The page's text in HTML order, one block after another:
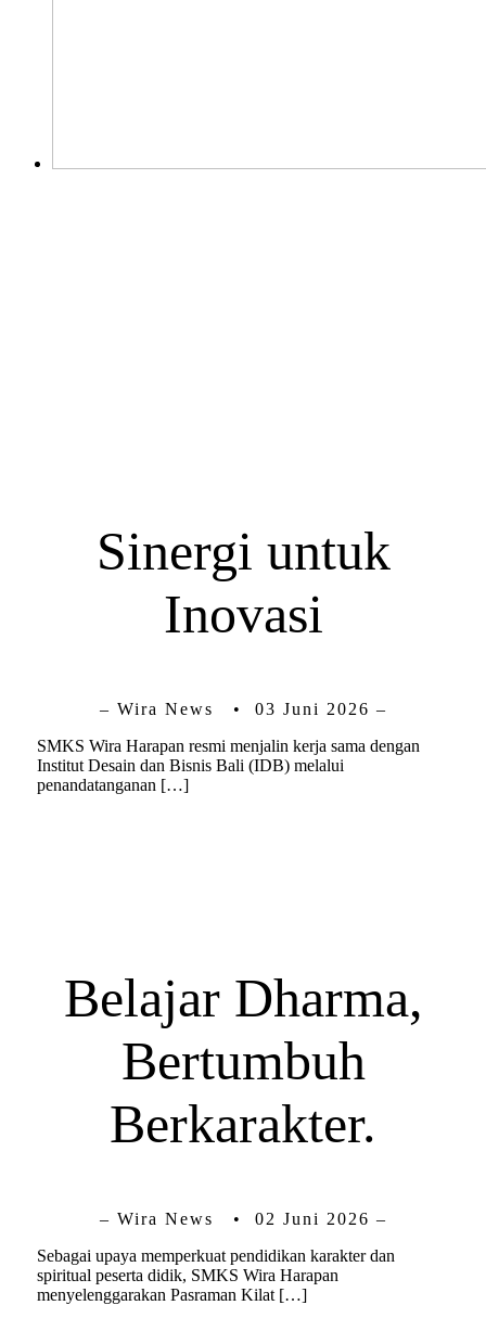
Sinergi untuk
Inovasi
– Wira News • 03 Juni 2026 –
SMKS Wira Harapan resmi menjalin kerja sama dengan
Institut Desain dan Bisnis Bali (IDB) melalui
penandatanganan […]
Belajar Dharma,
Bertumbuh
Berkarakter.
– Wira News • 02 Juni 2026 –
Sebagai upaya memperkuat pendidikan karakter dan
spiritual peserta didik, SMKS Wira Harapan
menyelenggarakan Pasraman Kilat […]